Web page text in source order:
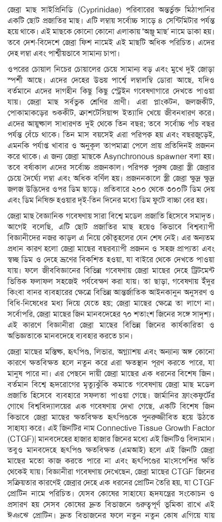
জেব্রা মাছ সাইপ্রিনিডি (Cyprinidae) পরিবারের অন্তর্ভুক্ত মিঠাপানির
একটি ছোট প্রজাতির মাছ। এটি লম্বায় সর্বোচ্চ সাড়ে ৪ সেন্টিমিটার পর্যন্ত
হয়ে থাকে। এই মাছকে কোনো কোনো এলাকায় ‘অঞ্জু মাছ’ নামে ডাকা হয়।
তবে দেশ-বিদেশে জেব্রা ফিশ নামেই এই মাছটি অধিক পরিচিত। এদের
দেহ লম্বা এবং পার্শ্বীয়ভাবে সামান্য চাপা।
ওপরের চোয়াল নিচের চোয়ালের চেয়ে সামান্য বড় এবং মুখে দুই জোড়া
স্পর্শী আছে। এদের দেহের উভয় পার্শ্বে লম্বালম্বি ডোরা আছে, যদিও
বর্তমানে এদের দাগহীন কিছু কিছু স্ট্রেইন গবেষণাগারে দেখতে পাওয়া
যায়। জেব্রা মাছ সর্বভুক শ্রেণির প্রাণী। এরা প্লাংকটন, জলজকীট,
পোকামাকড়ের শুককীট, ক্রাশটেসিয়ান্স ইত্যাদি খেয়ে জীবনধারণ করে।
এদের আয়ুষ্কাল সাধারণত দুই থেকে তিন বছর; তবে সর্বোচ্চ পাঁচ বছর
পর্যন্ত বেঁচে থাকে। তিন মাস বয়সেই এরা পরিপক্ব হয় এবং বছরজুড়েই,
এমনকি পর্যাপ্ত খাবার ও অনুকূল তাপমাত্রা পেলে প্রায় প্রতিদিনই প্রজনন
করে থাকে। এ জন্য জেব্রা মাছকে Asynchronous spawner বলা হয়।
তবে বর্ষাকাল এদের সর্বোচ্চ প্রজনকাল। পরিপক্ব পুরুষ জেব্রা স্ত্রী জেব্রার
চেয়ে দৈর্ঘ্যে লম্বা এবং অধিক বর্ণিল হয়। প্রজননকালে স্ত্রী জেব্রা ক্ষুদ্র ক্ষুদ্র
জলজ উদ্ভিদের ওপর ডিম ছাড়ে। প্রতিবারে ২০০ থেকে ৩০০টি ডিম দেয়
এবং ডিম নিষিক্ত হওয়ার দৃই-তিন দিনের মধ্যে ডিম ফুটে বাচ্চা বের হয়।
জেব্রা মাছ বৈজ্ঞানিক গবেষণায় সারা বিশ্বে মডেল প্রজাতি হিসেবে সমাদৃত।
আগেই বলেছি, এটি ছোট প্রজাতির মাছ হয়েও কিভাবে বিশ্বব্যাপী
বিজ্ঞানীদের নজর কাড়ল এ নিয়ে কৌতূহলের যেন শেষ নেই। এর অন্যতম
প্রধান কারণ হলো জেব্রা মাছের বছরব্যাপী প্রজনন ও সহজ প্রাপ্যতা এবং
স্বচ্ছ ডিম ও দেহে ভ্রূণের বিকশিত হওয়া, যা বাইরে থেকে দেখতে পাওয়া
যায়। ফলে জীববিজ্ঞানের বিভিন্ন গবেষণায় জেব্রা মাছের দেহে ট্রিটমেন্ট
ভিত্তিক ফলাফল সহজেই পর্যবেক্ষণ করা যায়। তা ছাড়া, গবেষণায় ইঁদুর
কিংবা বানর ব্যবহারের ক্ষেত্রে বিভিন্ন আন্তর্জাতিক আইনকানুন অনুসরণ ও
বিধি-নিষেধের মধ্য দিয়ে যেতে হয়; জেব্রা মাছের ক্ষেত্রে তা লাগে না।
সর্বোপরি, জেব্রা মাছের জিন মানবদেহের ৭০ শতাংশ জিনের সঙ্গে সাদৃশ্য।
এই কারণে বিজ্ঞানীরা জেব্রা মাছের বিভিন্ন জিনের কার্যকারিতা ও
অভিজ্ঞতাকে মানবদেহে ব্যবহার করতে চান।
জেব্রা মাছের মস্তিষ্ক, হৃৎপিণ্ড, লিভার, অগ্ন্যাশয় এবং অন্যান্য অঙ্গ কোনো
কারণে ক্ষতবিক্ষত হলে নতুন করে এরা ক্ষতস্থান পূরণ করতে পারে, যা
মানুষ পারে না। এর পেছনে দায়ী জেব্রা মাছের এক ধরনের বিশেষ জিন।
বর্তমান বিশ্বে হৃদরোগের মৃত্যুঝুঁকি কমাতে গবেষণায় জেব্রা মাছ মডেল
প্রজাতি হিসেবে ব্যবহারে সফলতা পাওয়া গেছে। জার্মানির ফ্রাংকফুর্টের
গোথে বিশ্ববিদ্যালয়ের এক গবেষণায় দেখা গেছে, একটি বিশেষ জিন
কিভাবে জেব্রা মাছের ক্ষতবিক্ষত হৃৎপিণ্ডকে পুনরুজ্জীবিত হয়ে উঠতে
সাহায্য করে। এই জিনটির নাম Connective Tissue Growth Factor
(CTGF)| মানবদেহের হাজার হাজার জিনের মধ্যে এই জিনটিও বিদ্যমান।
তবুও মানবদেহে হৃৎপিণ্ড ক্ষতবিক্ষত (এমআই) হলে এই জিনটি জেব্রা
মাছের মতো কাজ করতে পারে না এবং হৃৎপিণ্ডের মাংসপেশির ক্ষতি
থেকেই যায়। বিজ্ঞানীরা গবেষণায় দেখেছেন, জেব্রা মাছের CTGF জিনের
সক্রিয়তার কারণেই জেব্রার দেহে এক ধরনের প্রোটিন তৈরি হয়, যা CTGF
প্রোটিন নামে পরিচিত। যেসব কোষের সাহায্যে হৃদযন্ত্রের সংকোচন ও
প্রসারণ হয় সেসব কোষের দ্রুত বিভাজনে গুরুত্বপূর্ণ ভূমিকা রাখে এই
ঈঞঋে প্রোটিন। দ্রুত বিভাজনের ফলে নতুন নতুন কোষ এগিয়ে যায়